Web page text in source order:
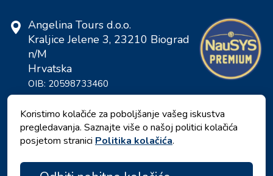
Angelina Tours d.o.o.
Kraljice Jelene 3, 23210 Biograd
n/M
Hrvatska
OIB: 20598733460
ID: HR-AB-23-060130534, MB:
0650676
Koristimo kolačiće za poboljšanje vašeg iskustva
pregledavanja. Saznajte više o našoj politici kolačića
posjetom stranici Politika kolačića.